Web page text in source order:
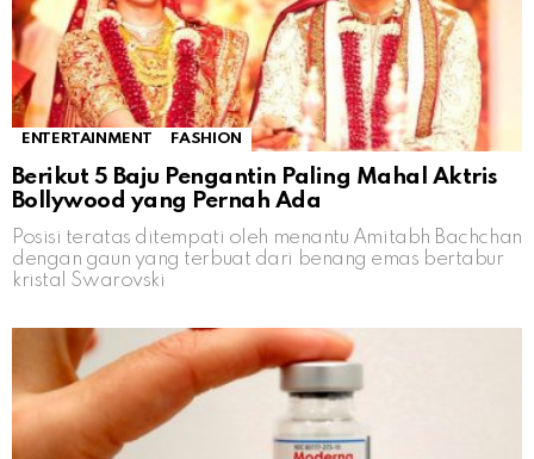
ENTERTAINMENT FASHION
Berikut 5 Baju Pengantin Paling Mahal Aktris
Bollywood yang Pernah Ada
Posisi teratas ditempati oleh menantu Amitabh Bachchan
dengan gaun yang terbuat dari benang emas bertabur
kristal Swarovski